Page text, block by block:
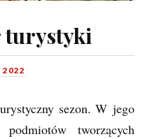
2022
sezon. W jego
tworzących